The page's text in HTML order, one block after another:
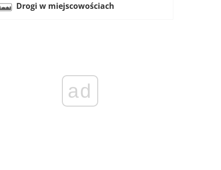
Drogi w miejscowościach
ad